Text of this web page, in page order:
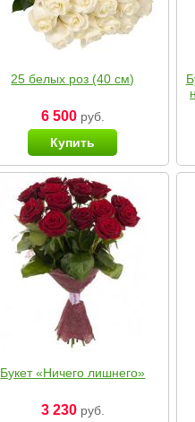
25 белых роз (40 см)
6 500руб.
Купить
Букет «Ничего лишнего»
3 230руб.